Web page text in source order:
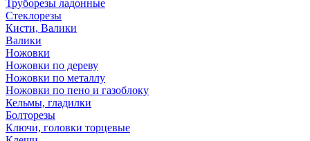
Труборезы ладонные
Стеклорезы
Кисти, Валики
Валики
Ножовки
Ножовки по дереву
Ножовки по металлу
Ножовки по пено и газоблоку
Кельмы, гладилки
Болторезы
Ключи, головки торцевые